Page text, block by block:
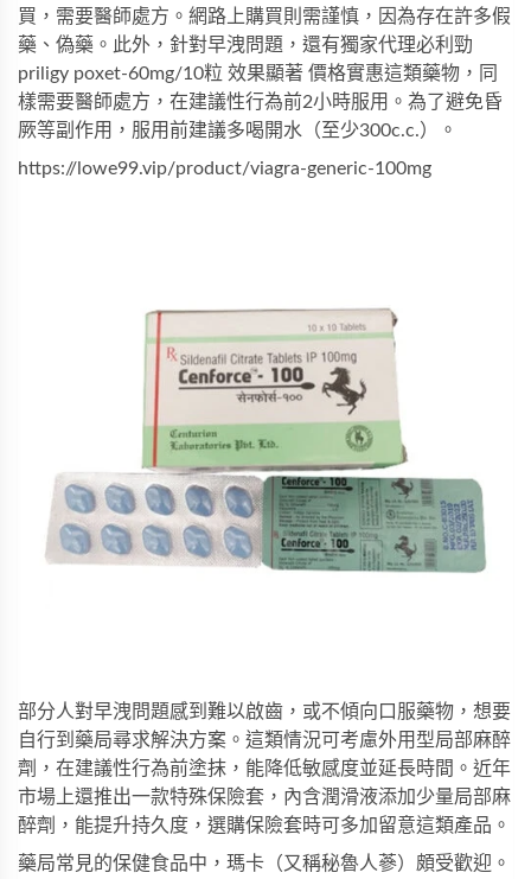
買，需要醫師處方。網路上購買則需謹慎，因為存在許多假
藥、偽藥。此外，針對早洩問題，還有獨家代理必利勁
priligy poxet-60mg/10粒 效果顯著 價格實惠這類藥物，同
樣需要醫師處方，在建議性行為前2小時服用。為了避免昏
厥等副作用，服用前建議多喝開水（至少300c.c.）。
https://lowe99.vip/product/viagra-generic-100mg
部分人對早洩問題感到難以啟齒，或不傾向口服藥物，想要
自行到藥局尋求解決方案。這類情況可考慮外用型局部麻醉
劑，在建議性行為前塗抹，能降低敏感度並延長時間。近年
市場上還推出一款特殊保險套，內含潤滑液添加少量局部麻
醉劑，能提升持久度，選購保險套時可多加留意這類產品。
藥局常見的保健食品中，瑪卡（又稱秘魯人蔘）頗受歡迎。